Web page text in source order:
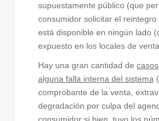
supuestamente público (que
consumidor solicitar el
está disponible en ningún lado
expuesto en los locales de
Hay una gran cantidad de
alguna falla interna del sistema
comprobante de la venta,
degradación por culpa del